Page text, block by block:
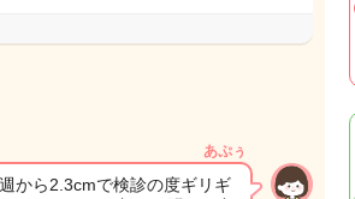
あぷぅ
から2.3cmで検診の度ギリギ